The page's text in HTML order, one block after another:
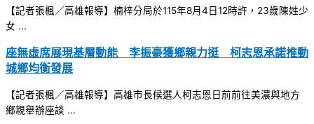
【記者張楓／高雄報導】楠梓分局於115年8月4日12時許，23歲陳姓少
女 ...
座無虛席展現基層動能 李振豪獲鄉親力挺 柯志恩承諾推動
城鄉均衡發展
【記者張楓／高雄報導】高雄市長候選人柯志恩日前前往美濃與地方
鄉親舉辦座談 ...